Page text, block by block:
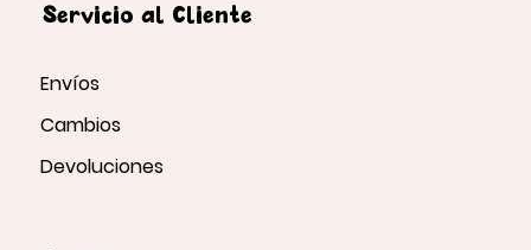
Servicio al Cliente
Envíos
Cambios
Devoluciones